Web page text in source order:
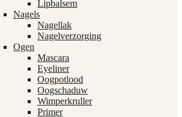
Lipbalsem
Nagels
Nagellak
Nagelverzorging
Ogen
Mascara
Eyeliner
Oogpotlood
Oogschaduw
Wimperkruller
Primer